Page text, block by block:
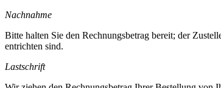
Nachnahme
Bitte halten Sie den Rechnungsbetrag bereit; der
entrichten sind.
Lastschrift